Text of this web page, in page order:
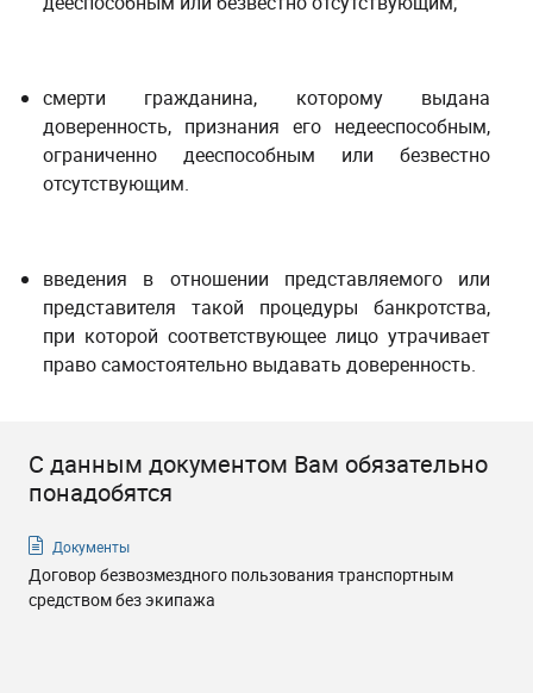
смерти гражданина, которому выдана
доверенность, признания его недееспособным,
ограниченно дееспособным или безвестно
отсутствующим.
введения в отношении представляемого или
представителя такой процедуры банкротства,
при которой соответствующее лицо утрачивает
право самостоятельно выдавать доверенность.
С данным документом Вам обязательно
понадобятся
Документы
Договор безвозмездного пользования транспортным
средством без экипажа